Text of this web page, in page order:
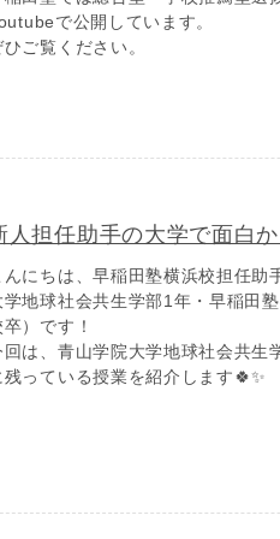
で公開しています。
ひご覧ください。
人担任助手の大学で面白
んにちは、早稲田塾横浜校担任助
学地球社会共生学部1年・早稲田
卒）です！
回は、青山学院大学地球社会共生
残っている授業を紹介します🍀✨